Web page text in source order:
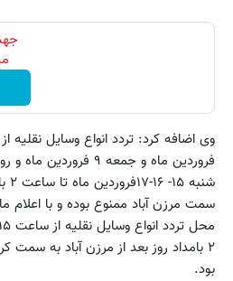
فروردین ماه و جمعه ۹
سمت مرزن آباد ممنوع بوده و با اعلام
۲ بامداد روز بعد از مرزن آباد به
بود.